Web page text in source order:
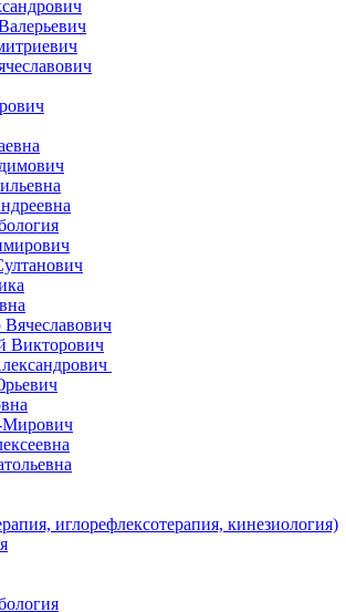
Викторович
Мирович
иглорефлексотерапия, кинезиология)